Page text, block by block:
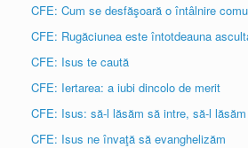
CFE: Cum se desfăşoară o întâlnire
CFE: Rugăciunea este întotdeauna
CFE: Isus te caută
CFE: Iertarea: a iubi dincolo de merit
CFE: Isus: să-l lăsăm să intre, să-l
CFE: Isus ne învaţă să evanghelizăm